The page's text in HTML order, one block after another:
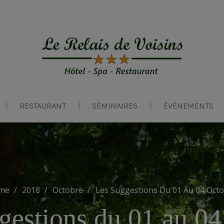
RESTAURANT SÉMINAIRES ÉVÉNEMENTS
2018 Octobre Les Suggestions Du 01 Au 04